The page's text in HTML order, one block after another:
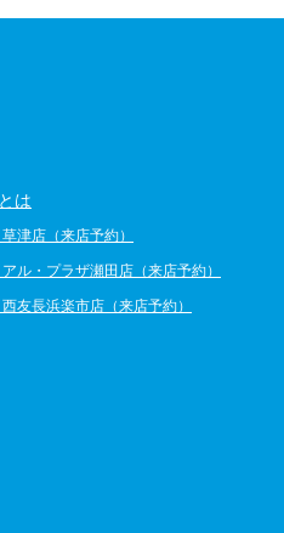
は
津店（来店予約）
ル・プラザ瀬田店（来店予約）
友長浜楽市店（来店予約）